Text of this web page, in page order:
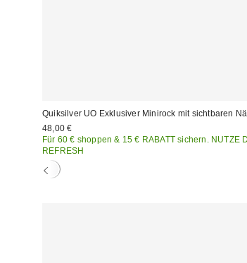
Quiksilver UO Exklusiver Minirock mit sichtbaren
48,00 €
Für 60 € shoppen & 15 € RABATT sichern. NUTZE
REFRESH